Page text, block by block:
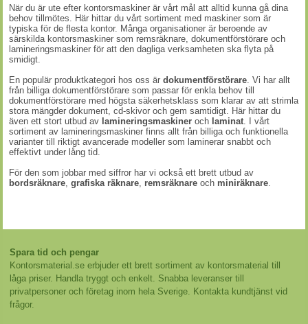
När du är ute efter kontorsmaskiner är vårt mål att alltid kunna gå dina
behov tillmötes. Här hittar du vårt sortiment med maskiner som är
typiska för de flesta kontor. Många organisationer är beroende av
särskilda kontorsmaskiner som remsräknare, dokumentförstörare och
lamineringsmaskiner för att den dagliga verksamheten ska flyta på
smidigt.
En populär produktkategori hos oss är dokumentförstörare. Vi har allt
från billiga dokumentförstörare som passar för enkla behov till
dokumentförstörare med högsta säkerhetsklass som klarar av att strimla
stora mängder dokument, cd-skivor och gem samtidigt. Här hittar du
även ett stort utbud av lamineringsmaskiner och laminat. I vårt
sortiment av lamineringsmaskiner finns allt från billiga och funktionella
varianter till riktigt avancerade modeller som laminerar snabbt och
effektivt under lång tid.
För den som jobbar med siffror har vi också ett brett utbud av
bordsräknare, grafiska räknare, remsräknare och miniräknare.
Spara tid och pengar
Kontorsmaterial.se erbjuder ett brett sortiment av kontorsmaterial till
låga priser. Handla tryggt och enkelt. Snabba leveranser till
privatpersoner och företag inom hela Sverige. Kontakta kundtjänst vid
frågor.